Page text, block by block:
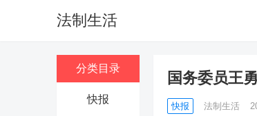
法制生活
分类目录
快报
国务委员王
快报 法制生活